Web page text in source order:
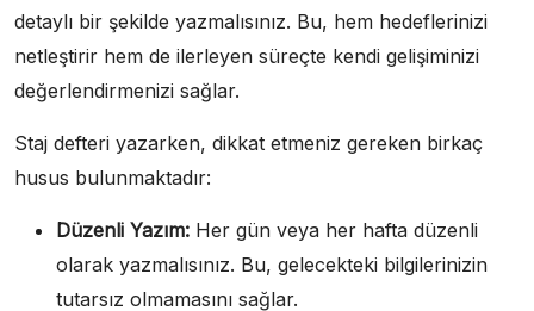
detaylı bir şekilde yazmalısınız. Bu, hem hedeflerinizi
netleştirir hem de ilerleyen süreçte kendi gelişiminizi
değerlendirmenizi sağlar.
Staj defteri yazarken, dikkat etmeniz gereken birkaç
husus bulunmaktadır:
Düzenli Yazım: Her gün veya her hafta düzenli
olarak yazmalısınız. Bu, gelecekteki bilgilerinizin
tutarsız olmamasını sağlar.